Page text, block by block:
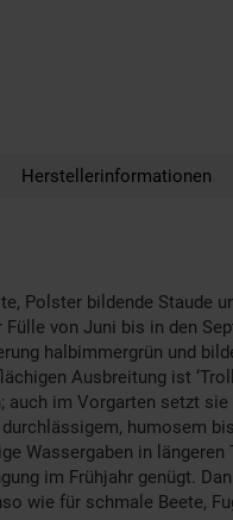
Herstellerinformationen
Polster bildende Staude
von Juni bis in den
halbimmergrün und
Ausbreitung ist
im Vorgarten setzt
humosem
Wassergaben in
im Frühjahr genügt.
wie für schmale Beete,